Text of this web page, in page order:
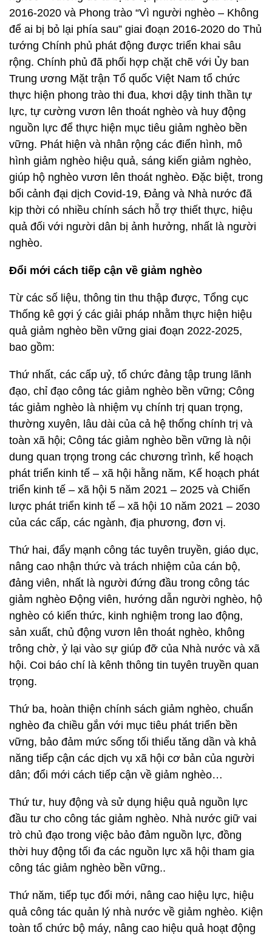
2016-2020 và Phong trào “Vì người nghèo – Không
để ai bị bỏ lại phía sau” giai đoạn 2016-2020 do Thủ
tướng Chính phủ phát động được triển khai sâu
rộng. Chính phủ đã phối hợp chặt chẽ với Ủy ban
Trung ương Mặt trận Tổ quốc Việt Nam tổ chức
thực hiện phong trào thi đua, khơi dậy tinh thần tự
lực, tự cường vươn lên thoát nghèo và huy động
nguồn lực để thực hiện mục tiêu giảm nghèo bền
vững. Phát hiện và nhân rộng các điển hình, mô
hình giảm nghèo hiệu quả, sáng kiến giảm nghèo,
giúp hộ nghèo vươn lên thoát nghèo. Đặc biệt, trong
bối cảnh đại dịch Covid-19, Đảng và Nhà nước đã
kịp thời có nhiều chính sách hỗ trợ thiết thực, hiệu
quả đối với người dân bị ảnh hưởng, nhất là người
nghèo.
Đổi mới cách tiếp cận về giảm nghèo
Từ các số liệu, thông tin thu thập được, Tổng cục
Thống kê gợi ý các giải pháp nhằm thực hiện hiệu
quả giảm nghèo bền vững giai đoạn 2022-2025,
bao gồm:
Thứ nhất, các cấp uỷ, tổ chức đảng tập trung lãnh
đạo, chỉ đạo công tác giảm nghèo bền vững; Công
tác giảm nghèo là nhiệm vụ chính trị quan trọng,
thường xuyên, lâu dài của cả hệ thống chính trị và
toàn xã hội; Công tác giảm nghèo bền vững là nội
dung quan trọng trong các chương trình, kế hoạch
phát triển kinh tế – xã hội hằng năm, Kế hoạch phát
triển kinh tế – xã hội 5 năm 2021 – 2025 và Chiến
lược phát triển kinh tế – xã hội 10 năm 2021 – 2030
của các cấp, các ngành, địa phương, đơn vị.
Thứ hai, đẩy mạnh công tác tuyên truyền, giáo dục,
nâng cao nhận thức và trách nhiệm của cán bộ,
đảng viên, nhất là người đứng đầu trong công tác
giảm nghèo Động viên, hướng dẫn người nghèo, hộ
nghèo có kiến thức, kinh nghiệm trong lao động,
sản xuất, chủ động vươn lên thoát nghèo, không
trông chờ, ỷ lại vào sự giúp đỡ của Nhà nước và xã
hội. Coi báo chí là kênh thông tin tuyên truyền quan
trọng.
Thứ ba, hoàn thiện chính sách giảm nghèo, chuẩn
nghèo đa chiều gắn với mục tiêu phát triển bền
vững, bảo đảm mức sống tối thiểu tăng dần và khả
năng tiếp cận các dịch vụ xã hội cơ bản của người
dân; đổi mới cách tiếp cận về giảm nghèo…
Thứ tư, huy động và sử dụng hiệu quả nguồn lực
đầu tư cho công tác giảm nghèo. Nhà nước giữ vai
trò chủ đạo trong việc bảo đảm nguồn lực, đồng
thời huy động tối đa các nguồn lực xã hội tham gia
công tác giảm nghèo bền vững..
Thứ năm, tiếp tục đổi mới, nâng cao hiệu lực, hiệu
quả công tác quản lý nhà nước về giảm nghèo. Kiện
toàn tổ chức bộ máy, nâng cao hiệu quả hoạt động